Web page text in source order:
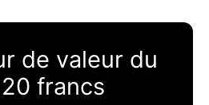
de valeur du
francs